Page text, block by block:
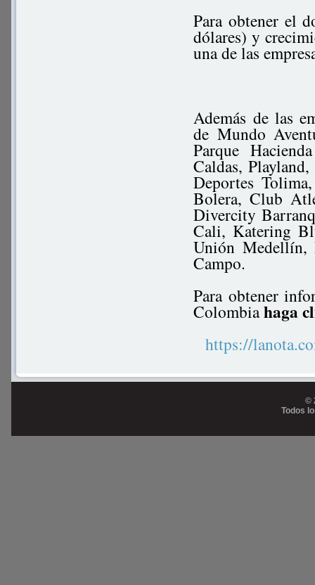
Para obtener el
dólares) y
una de las
Además de las
de Mundo
Parque
Caldas,
Deportes
Bolera, Club
Divercity
Cali, Katering
Unión Medellín,
Campo.
Para obtener
Colombiahaga
https://
©
Todos